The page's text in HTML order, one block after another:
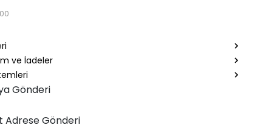
ve İadeler
Gönderi
Adrese Gönderi